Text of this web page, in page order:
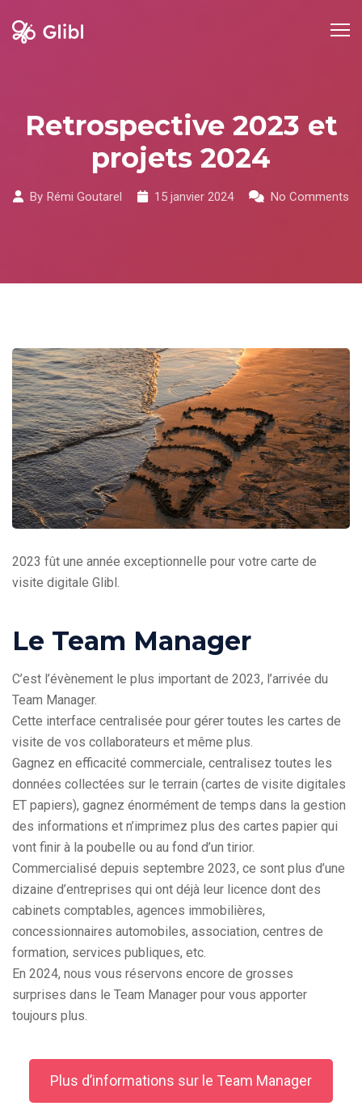
Retrospective 2023 et
projets 2024
By Rémi Goutarel 15 janvier 2024 No Comments
2023 fût une année exceptionnelle pour votre carte de
visite digitale Glibl.
Le Team Manager
C’est l’évènement le plus important de 2023, l’arrivée du
Team Manager.
Cette interface centralisée pour gérer toutes les cartes de
visite de vos collaborateurs et même plus.
Gagnez en efficacité commerciale, centralisez toutes les
données collectées sur le terrain (cartes de visite digitales
ET papiers), gagnez énormément de temps dans la gestion
des informations et n’imprimez plus des cartes papier qui
vont finir à la poubelle ou au fond d’un tirior.
Commercialisé depuis septembre 2023, ce sont plus d’une
dizaine d’entreprises qui ont déjà leur licence dont des
cabinets comptables, agences immobilières,
concessionnaires automobiles, association, centres de
formation, services publiques, etc.
En 2024, nous vous réservons encore de grosses
surprises dans le Team Manager pour vous apporter
toujours plus.
Plus d’informations sur le Team Manager